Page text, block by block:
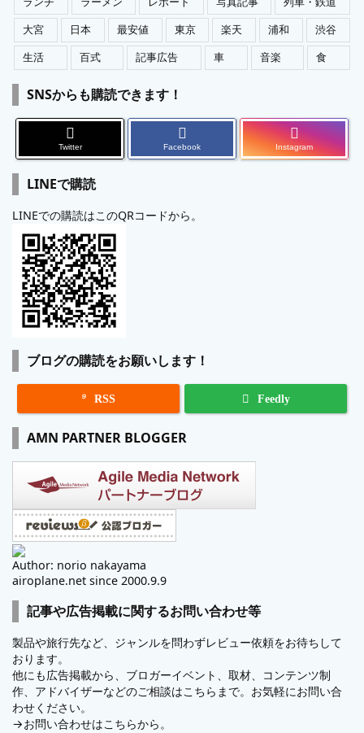
大宮
日本 最安値 東京 楽天 浦和
渋谷
生活
百式 記事広告 車 音楽 食
SNSからも購読できます！
Twitter Facebook Instagram
LINEで購読
LINEでの購読はこのQRコードから。
ブログの購読をお願いします！
 RSS Feedly
AMN PARTNER BLOGGER
Author: norio nakayama
airoplane.net since 2000.9.9
記事や広告掲載に関するお問い合わせ等
製品や旅行先など、ジャンルを問わずレビュー依頼をお待ちして
おります。
他にも広告掲載から、ブロガーイベント、取材、コンテンツ制
作、アドバイザーなどのご相談はこちらまで。お気軽にお問い合
わせください。
→お問い合わせはこちらから。